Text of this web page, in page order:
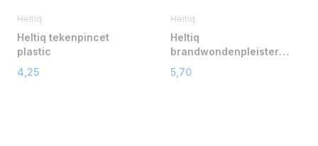
Heltiq
Heltiq tekenpincet
plastic
4,25
Heltiq
Heltiq
brandwondenpleisters
5 stuks
5,70